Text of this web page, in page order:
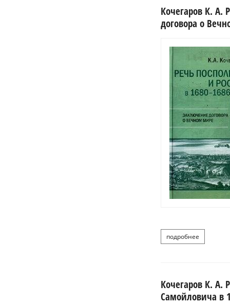
Кочегаров К. А.
договора о
подробнее
Кочегаров К. А.
Самойловича в